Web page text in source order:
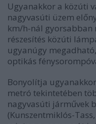
Ugyanakkor a közúti
nagyvasúti üzem
km/h-nál gyorsabban
részesítés közúti
ugyanúgy
optikás
Bonyolítja
metró tekintetében
nagyvasúti járművek
(Kunszentmiklós-